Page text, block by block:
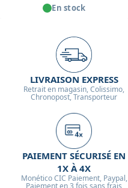
En stock
LIVRAISON EXPRESS
Retrait en magasin, Colissimo,
Chronopost, Transporteur
PAIEMENT SÉCURISÉ EN
1X À 4X
Monético CIC Paiement, Paypal,